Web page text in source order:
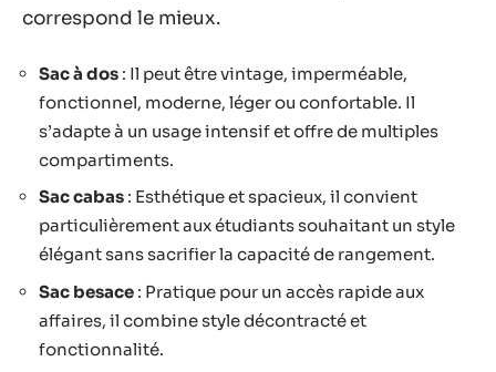
correspond le mieux.
Sac à dos : Il peut être vintage, imperméable,
fonctionnel, moderne, léger ou confortable. Il
s’adapte à un usage intensif et offre de multiples
compartiments.
Sac cabas : Esthétique et spacieux, il convient
particulièrement aux étudiants souhaitant un style
élégant sans sacrifier la capacité de rangement.
Sac besace : Pratique pour un accès rapide aux
affaires, il combine style décontracté et
fonctionnalité.